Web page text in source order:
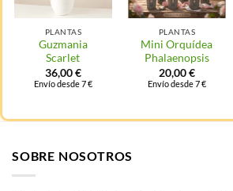
PLANTAS
Guzmania
Scarlet
36,00€
Envío desde 7 €
PLANTAS
Mini Orquídea
Phalaenopsis
20,00€
Envío desde 7 €
SOBRE NOSOTROS